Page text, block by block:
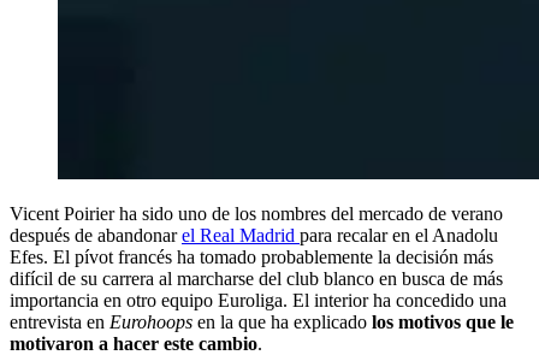
Vicent Poirier ha sido uno de los nombres del mercado de verano
después de abandonarel Real Madrid para recalar en el Anadolu
Efes. El pívot francés ha tomado probablemente la decisión más
difícil de su carrera al marcharse del club blanco en busca de más
importancia en otro equipo Euroliga. El interior ha concedido una
entrevista en Eurohoops en la que ha explicado los motivos que le
motivaron a hacer este cambio.